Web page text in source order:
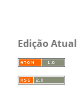
Edição Atual